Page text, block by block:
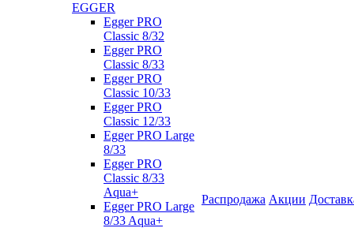
EGGER
Egger PRO
Classic 8/32
Egger PRO
Classic 8/33
Egger PRO
Classic 10/33
Egger PRO
Classic 12/33
Egger PRO Large
8/33
Egger PRO
Classic 8/33
Aqua+
Egger PRO Large
8/33 Aqua+
Распродажа Акции